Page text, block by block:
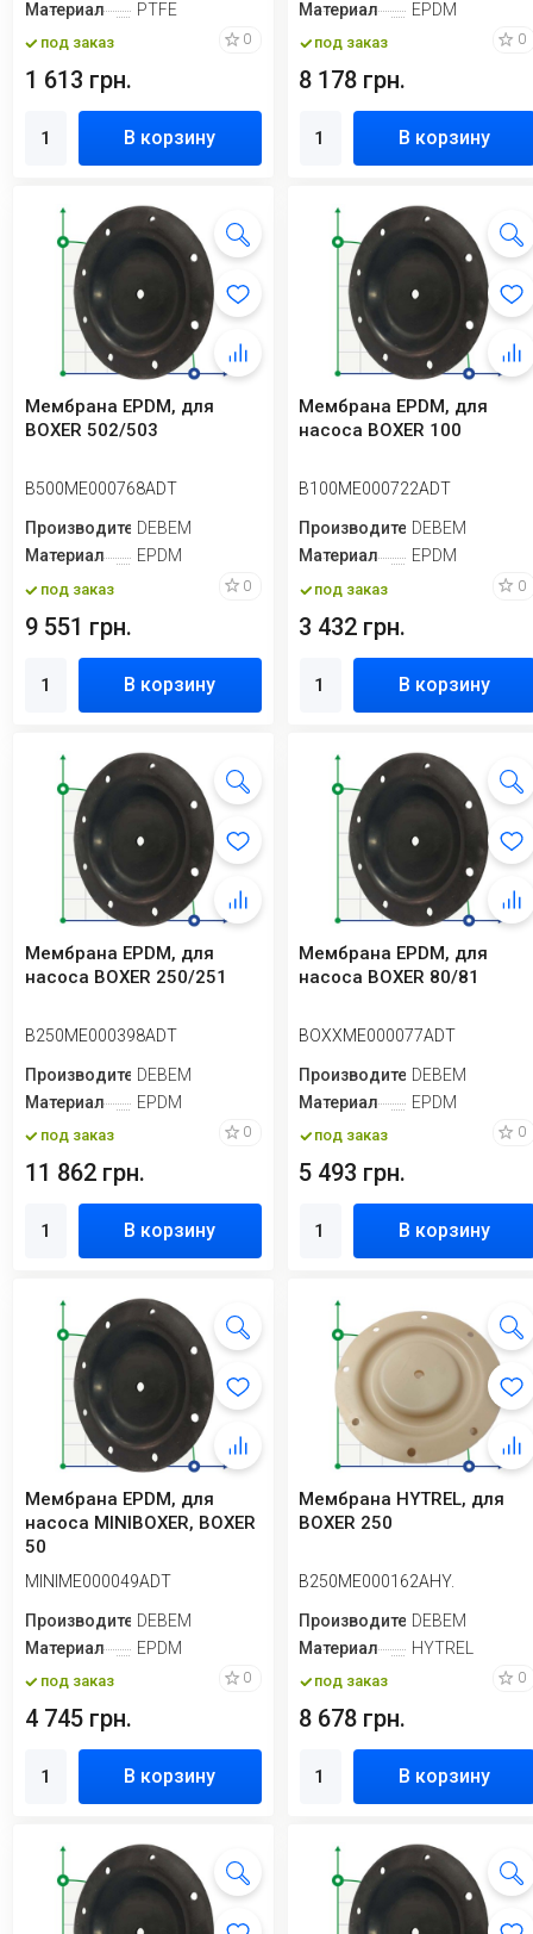
Материал
PTFE
под заказ 0
1 613 грн.
В корзину
Материал
EPDM
под заказ 0
8 178 грн.
В корзину
Мембрана EPDM, для
BOXER 502/503
B500ME000768ADT
ПроизводительDEBEM
Материал
EPDM
под заказ 0
9 551 грн.
В корзину
Мембрана EPDM, для
насоса BOXER 100
B100ME000722ADT
ПроизводительDEBEM
Материал
EPDM
под заказ 0
3 432 грн.
В корзину
Мембрана EPDM, для
насоса BOXER 250/251
B250ME000398ADT
ПроизводительDEBEM
Материал
EPDM
под заказ 0
11 862 грн.
В корзину
Мембрана EPDM, для
насоса BOXER 80/81
BOXXME000077ADT
ПроизводительDEBEM
Материал
EPDM
под заказ 0
5 493 грн.
В корзину
Мембрана EPDM, для
насоса MINIBOXER, BOXER
50
MINIME000049ADT
ПроизводительDEBEM
Материал
EPDM
под заказ 0
4 745 грн.
В корзину
Мембрана HYTREL, для
BOXER 250
B250ME000162AHY.
ПроизводительDEBEM
Материал
HYTREL
под заказ 0
8 678 грн.
В корзину